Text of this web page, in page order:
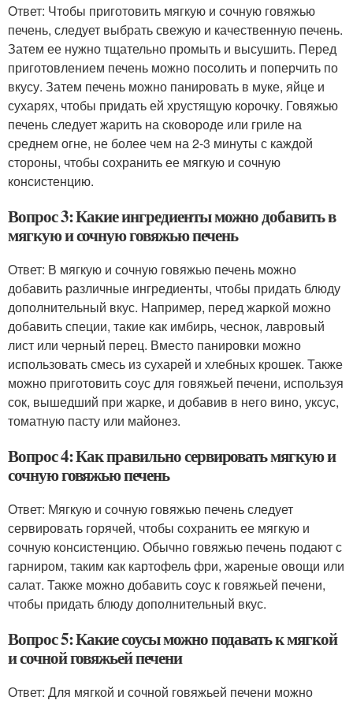
Ответ: Чтобы приготовить мягкую и сочную говяжью
печень, следует выбрать свежую и качественную печень.
Затем ее нужно тщательно промыть и высушить. Перед
приготовлением печень можно посолить и поперчить по
вкусу. Затем печень можно панировать в муке, яйце и
сухарях, чтобы придать ей хрустящую корочку. Говяжью
печень следует жарить на сковороде или гриле на
среднем огне, не более чем на 2-3 минуты с каждой
стороны, чтобы сохранить ее мягкую и сочную
консистенцию.
Вопрос 3: Какие ингредиенты можно добавить в
мягкую и сочную говяжью печень
Ответ: В мягкую и сочную говяжью печень можно
добавить различные ингредиенты, чтобы придать блюду
дополнительный вкус. Например, перед жаркой можно
добавить специи, такие как имбирь, чеснок, лавровый
лист или черный перец. Вместо панировки можно
использовать смесь из сухарей и хлебных крошек. Также
можно приготовить соус для говяжьей печени, используя
сок, вышедший при жарке, и добавив в него вино, уксус,
томатную пасту или майонез.
Вопрос 4: Как правильно сервировать мягкую и
сочную говяжью печень
Ответ: Мягкую и сочную говяжью печень следует
сервировать горячей, чтобы сохранить ее мягкую и
сочную консистенцию. Обычно говяжью печень подают с
гарниром, таким как картофель фри, жареные овощи или
салат. Также можно добавить соус к говяжьей печени,
чтобы придать блюду дополнительный вкус.
Вопрос 5: Какие соусы можно подавать к мягкой
и сочной говяжьей печени
Ответ: Для мягкой и сочной говяжьей печени можно